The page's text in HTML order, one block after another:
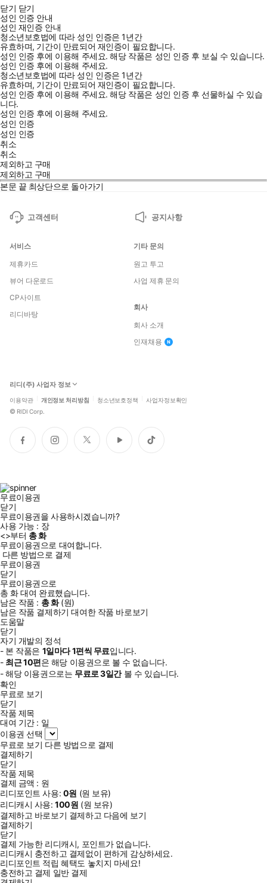
닫기 닫기
성인 인증 안내
성인 재인증 안내
청소년보호법에 따라 성인 인증은 1년간
유효하며, 기간이 만료되어 재인증이 필요합니다.
성인 인증 후에 이용해 주세요.해당 작품은 성인 인증 후 보실 수 있습니다.
성인 인증 후에 이용해 주세요.
청소년보호법에 따라 성인 인증은 1년간
유효하며, 기간이 만료되어 재인증이 필요합니다.
성인 인증 후에 이용해 주세요.해당 작품은 성인 인증 후 선물하실 수 있습
니다.
성인 인증 후에 이용해 주세요.
성인 인증
성인 인증
취소
취소
제외하고 구매
제외하고 구매
본문 끝 최상단으로 돌아가기
고객센터 공지사항
서비스
제휴카드
뷰어 다운로드
CP사이트
리디바탕
기타 문의
원고 투고
사업 제휴 문의
회사
회사 소개
인재채용
리디(주) 사업자 정보
이용약관 개인정보 처리방침 청소년보호정책 사업자정보확인
© RIDI Corp.
페
이
인
스
트
위
유
튜
틱
톡
무료이용권
닫기
무료이용권을 사용하시겠습니까?
사용 가능 : 장
<>부터 총화
무료이용권으로 대여합니다.
다른 방법으로 결제
무료이용권
닫기
무료이용권으로
총 화대여 완료했습니다.
남은 작품 : 총화(원)
남은 작품 결제하기 대여한 작품 바로보기
도움말
닫기
자기 개발의 정석
- 본 작품은 1일마다1편씩 무료입니다.
- 최근10편은 해당 이용권으로 볼 수 없습니다.
- 해당 이용권으로는 무료로3일간볼 수 있습니다.
확인
무료로 보기
닫기
작품 제목
대여 기간 : 일
이용권 선택
무료로 보기 다른 방법으로 결제
결제하기
닫기
작품 제목
결제 금액 : 원
리디포인트 사용: 0원 (원 보유)
리디캐시 사용:100원 (원 보유)
결제하고 바로보기 결제하고 다음에 보기
결제하기
닫기
결제 가능한 리디캐시, 포인트가 없습니다.
리디캐시 충전하고 결제없이 편하게 감상하세요.
리디포인트 적립 혜택도 놓치지 마세요!
충전하고 결제 일반 결제